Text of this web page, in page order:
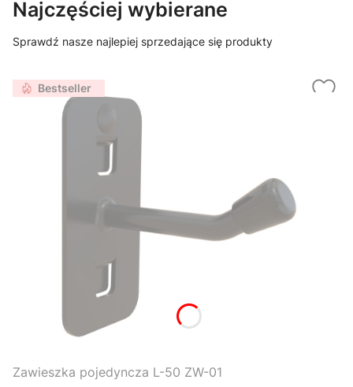
Najczęściej wybierane
Sprawdź nasze najlepiej sprzedające się produkty
Bestseller
Zawieszka pojedyncza L-50 ZW-01